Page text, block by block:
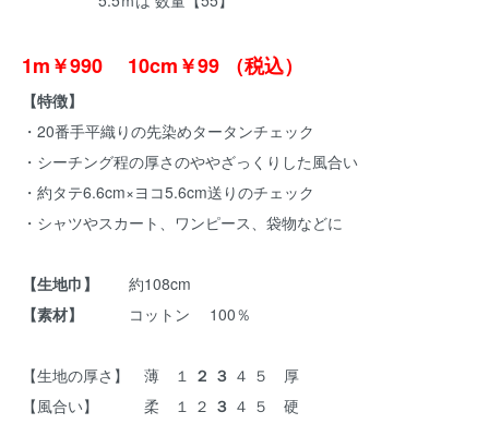
1m￥990 10cm￥99 （税込）
【特徴】
・20番手平織りの先染めタータンチェック
・シーチング程の厚さのややざっくりした風合い
・約タテ6.6cm×ヨコ5.6cm送りのチェック
・シャツやスカート、ワンピース、袋物などに
【生地巾】
約108cm
【素材】
コットン 100％
【生地の厚さ】 薄 １ ２ ３ ４ ５ 厚
【風合い】 柔 １ ２ ３ ４ ５ 硬